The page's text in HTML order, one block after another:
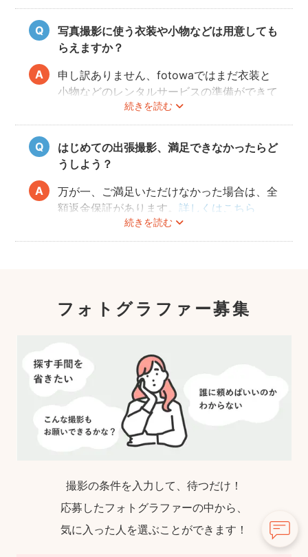
させたりして気を取り直します（当日にオス
スメの持ち物 ）。また、お子様の泣き顔も、
いつか素敵な思い出になりますので、そこも
写真におさめておきます！
写真撮影に使う衣装や小物などは用意しても
らえますか？
続きを読む
申し訳ありません、fotowaではまだ衣装と
小物などのレンタルサービスの準備ができて
おりませんので、お客様ご自身にご用意をお
願いしております。
はじめての出張撮影、満足できなかったらど
うしよう？
続きを読む
万が一、ご満足いただけなかった場合は、全
額返金保証があります。詳しくはこちら
フォトグラファー募集
撮影の条件を入力して、待つだけ！
応募したフォトグラファーの中から、
気に入った人を選ぶことができます！